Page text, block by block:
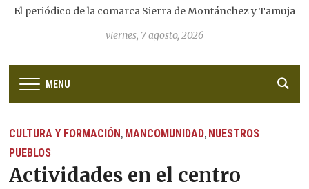
El periódico de la comarca Sierra de Montánchez y Tamuja
viernes, 7 agosto, 2026
MENU
CULTURA Y FORMACIÓN, MANCOMUNIDAD, NUESTROS
PUEBLOS
Actividades en el centro